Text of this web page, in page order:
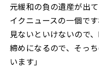
元緩和の負の遺産が出
イクニュースの一個で
見ないといけないので、
締めになるので、そっ
います」